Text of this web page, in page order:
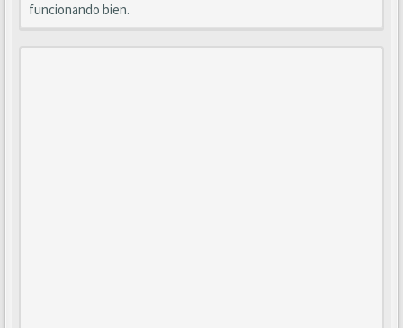
funcionando bien.